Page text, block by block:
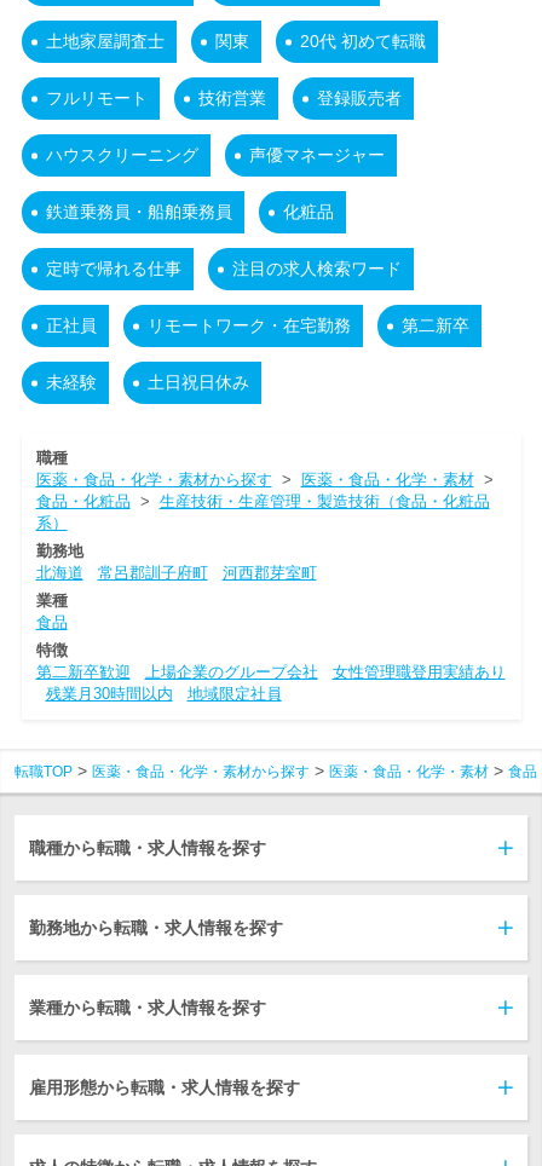
土地家屋調査士 関東 20代 初めて転職
フルリモート 技術営業 登録販売者
ハウスクリーニング 声優マネージャー
鉄道乗務員・船舶乗務員 化粧品
定時で帰れる仕事 注目の求人検索ワード
正社員 リモートワーク・在宅勤務 第二新卒
未経験 土日祝日休み
職種
医薬・食品・化学・素材から探す > 医薬・食品・化学・素材>
食品・化粧品 > 生産技術・生産管理・製造技術（食品・化粧品
系）
勤務地
北海道
常呂郡訓子府町
河西郡芽室町
業種
食品
特徴
第二新卒歓迎
上場企業のグループ会社
女性管理職登用実績あり
残業月30時間以内
地域限定社員
転職TOP 医薬・食品・化学・素材から探す 医薬・食品・化学・素材 食品
職種から転職・求人情報を探す
勤務地から転職・求人情報を探す
業種から転職・求人情報を探す
雇用形態から転職・求人情報を探す